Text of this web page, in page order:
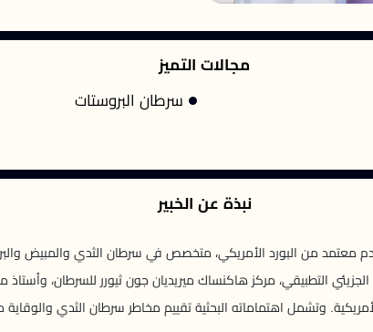
مجالات التميز
سرطان البروستات
نبذة عن الخبير
معتمد من البورد الأمريكي، متخصص في سرطان الثدي والمبيض
التطبيقي، مركز هاكنساك ميريديان جون ثيورر للسرطان،
وتشمل اهتماماته البحثية تقييم مخاطر سرطان الثدي والوقاية